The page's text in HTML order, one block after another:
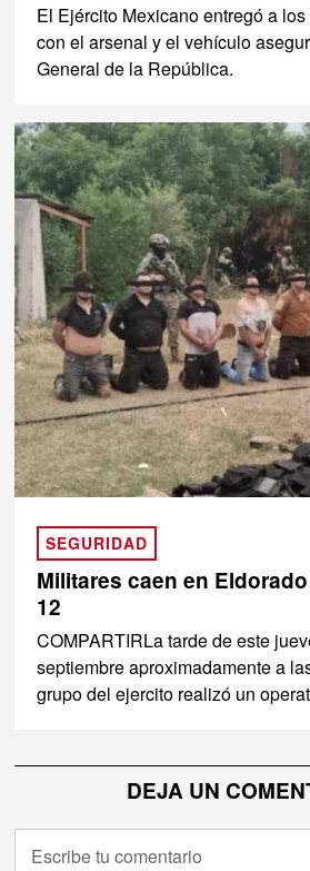
El Ejército Mexicano entregó a
con el arsenal y el vehículo
General de la República.
SEGURIDAD
Militares caen en
12
COMPARTIRLa tarde de este
septiembre aproximadamente a
grupo del ejercito realizó un
DEJA UN